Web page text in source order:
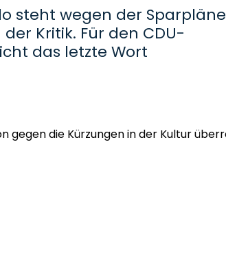
steht wegen der Sparpläne
Kritik. Für den CDU-
das letzte Wort